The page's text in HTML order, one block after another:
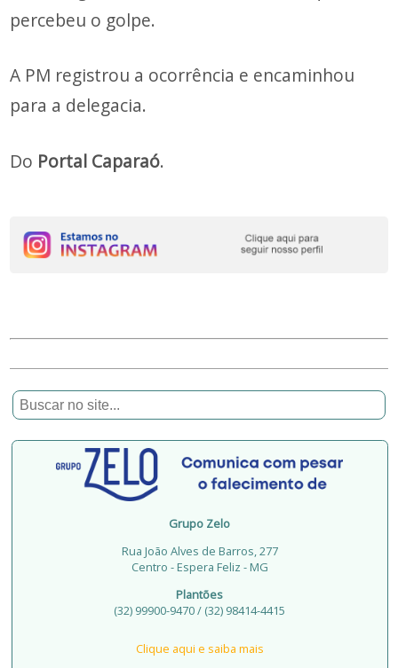
percebeu o golpe.
A PM registrou a ocorrência e encaminhou
para a delegacia.
Do Portal Caparaó.
Grupo Zelo
Rua João Alves de Barros, 277
Centro - Espera Feliz - MG
Plantões
(32) 99900-9470 / (32) 98414-4415
Clique aqui e saiba mais